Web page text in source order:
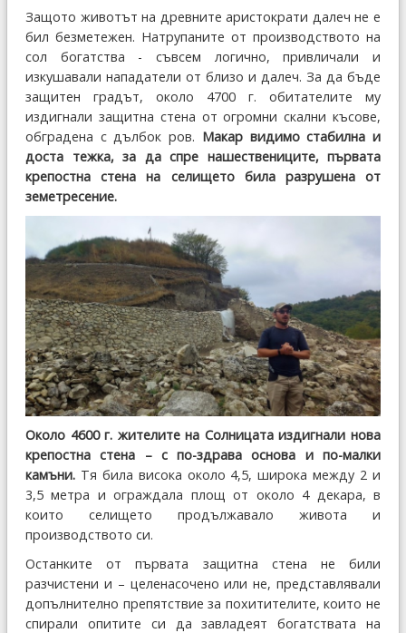
Защото животът на древните аристократи далеч не е
бил безметежен. Натрупаните от производството на
сол богатства - съвсем логично, привличали и
изкушавали нападатели от близо и далеч. За да бъде
защитен градът, около 4700 г. обитателите му
издигнали защитна стена от огромни скални късове,
обградена с дълбок ров. Макар видимо стабилна и
доста тежка, за да спре нашествениците, първата
крепостна стена на селището била разрушена от
земетресение.
Около 4600 г. жителите на Солницата издигнали нова
крепостна стена – с по-здрава основа и по-малки
камъни. Тя била висока около 4,5, широка между 2 и
3,5 метра и ограждала площ от около 4 декара, в
които селището продължавало живота и
производството си.
Останките от първата защитна стена не били
разчистени и – целенасочено или не, представлявали
допълнително препятствие за похитителите, които не
спирали опитите си да завладеят богатствата на